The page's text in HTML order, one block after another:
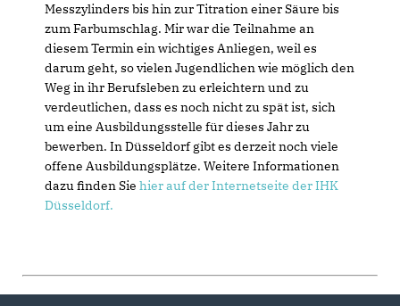
Messzylinders bis hin zur Titration einer Säure bis
zum Farbumschlag. Mir war die Teilnahme an
diesem Termin ein wichtiges Anliegen, weil es
darum geht, so vielen Jugendlichen wie möglich den
Weg in ihr Berufsleben zu erleichtern und zu
verdeutlichen, dass es noch nicht zu spät ist, sich
um eine Ausbildungsstelle für dieses Jahr zu
bewerben. In Düsseldorf gibt es derzeit noch viele
offene Ausbildungsplätze. Weitere Informationen
dazu finden Sie hier auf der Internetseite der IHK
Düsseldorf.